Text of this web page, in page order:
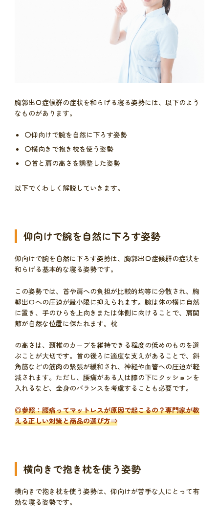
胸郭出口症候群の症状を和らげる寝る姿勢には、以下のよう
なものがあります。
〇仰向けで腕を自然に下ろす姿勢
〇横向きで抱き枕を使う姿勢
〇首と肩の高さを調整した姿勢
以下でくわしく解説していきます。
仰向けで腕を自然に下ろす姿勢
仰向けで腕を自然に下ろす姿勢は、胸郭出口症候群の症状を
和らげる基本的な寝る姿勢です。
この姿勢では、首や肩への負担が比較的均等に分散され、胸
郭出口への圧迫が最小限に抑えられます。腕は体の横に自然
に置き、手のひらを上向きまたは体側に向けることで、肩関
節が自然な位置に保たれます。枕
の高さは、頚椎のカーブを維持できる程度の低めのものを選
ぶことが大切です。首の後ろに適度な支えがあることで、斜
角筋などの筋肉の緊張が緩和され、神経や血管への圧迫が軽
減されます。ただし、腰痛がある人は膝の下にクッションを
入れるなど、全身のバランスを考慮することも必要です。
◎参照：腰痛ってマットレスが原因で起こるの？専門家が教
える正しい対策と商品の選び方⇒
横向きで抱き枕を使う姿勢
横向きで抱き枕を使う姿勢は、仰向けが苦手な人にとって有
効な寝る姿勢です。